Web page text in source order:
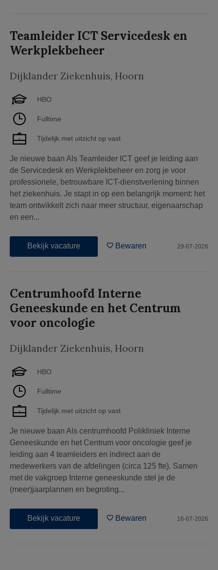
Teamleider ICT Servicedesk en
Werkplekbeheer
Dijklander Ziekenhuis, Hoorn
HBO
Fulltime
Tijdelijk met uitzicht op vast
Je nieuwe baan Als Teamleider ICT geef je leiding aan
de Servicedesk en Werkplekbeheer en zorg je voor
professionele, betrouwbare ICT-dienstverlening binnen
het ziekenhuis. Je stapt in op een belangrijk moment: het
team ontwikkelt zich naar meer structuur, eigenaarschap
en een...
Bekijk vacature Bewaren 29-07-2026
Centrumhoofd Interne
Geneeskunde en het Centrum
voor oncologie
Dijklander Ziekenhuis, Hoorn
HBO
Fulltime
Tijdelijk met uitzicht op vast
Je nieuwe baan Als centrumhoofd Polikliniek Interne
Geneeskunde en het Centrum voor oncologie geef je
leiding aan 4 teamleiders en indirect aan de
medewerkers van de afdelingen (circa 125 fte). Samen
met de vakgroep Interne geneeskunde stel je de
(meer)jaarplannen en begroting...
Bekijk vacature Bewaren 16-07-2026